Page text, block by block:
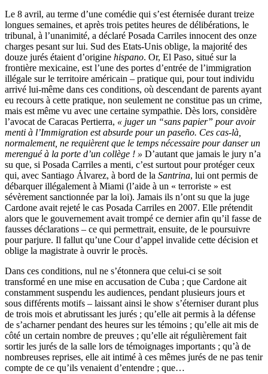
Le 8 avril, au terme d’une comédie qui s’est éternisée durant treize
longues semaines, et après trois petites heures de délibérations, le
tribunal, à l’unanimité, a déclaré Posada Carriles innocent des onze
charges pesant sur lui. Sud des Etats-Unis oblige, la majorité des
douze jurés étaient d’origine hispano. Or, El Paso, situé sur la
frontière mexicaine, est l’une des portes d’entrée de l’immigration
illégale sur le territoire américain – pratique qui, pour tout individu
arrivé lui-même dans ces conditions, où descendant de parents ayant
eu recours à cette pratique, non seulement ne constitue pas un crime,
mais est même vu avec une certaine sympathie. Dès lors, considère
l’avocat de Caracas Pertierra, « juger un “sans papier” pour avoir
menti à l’Immigration est absurde pour un paseño. Ces cas-là,
normalement, ne requièrent que le temps nécessaire pour danser un
merengué à la porte d’un collège ! » D’autant que jamais le jury n’a
su que, si Posada Carriles a menti, c’est surtout pour protéger ceux
qui, avec Santiago Álvarez, à bord de la Santrina, lui ont permis de
débarquer illégalement à Miami (l’aide à un « terroriste » est
sévèrement sanctionnée par la loi). Jamais ils n’ont su que la juge
Cardone avait rejeté le cas Posada Carriles en 2007. Elle prétendit
alors que le gouvernement avait trompé ce dernier afin qu’il fasse de
fausses déclarations – ce qui permettrait, ensuite, de le poursuivre
pour parjure. Il fallut qu’une Cour d’appel invalide cette décision et
oblige la magistrate à ouvrir le procès.
Dans ces conditions, nul ne s’étonnera que celui-ci se soit
transformé en une mise en accusation de Cuba ; que Cardone ait
constamment suspendu les audiences, pendant plusieurs jours et
sous différents motifs – laissant ainsi le show s’éterniser durant plus
de trois mois et abrutissant les jurés ; qu’elle ait permis à la défense
de s’acharner pendant des heures sur les témoins ; qu’elle ait mis de
côté un certain nombre de preuves ; qu’elle ait régulièrement fait
sortir les jurés de la salle lors de témoignages importants ; qu’à de
nombreuses reprises, elle ait intimé à ces mêmes jurés de ne pas tenir
compte de ce qu’ils venaient d’entendre ; que…